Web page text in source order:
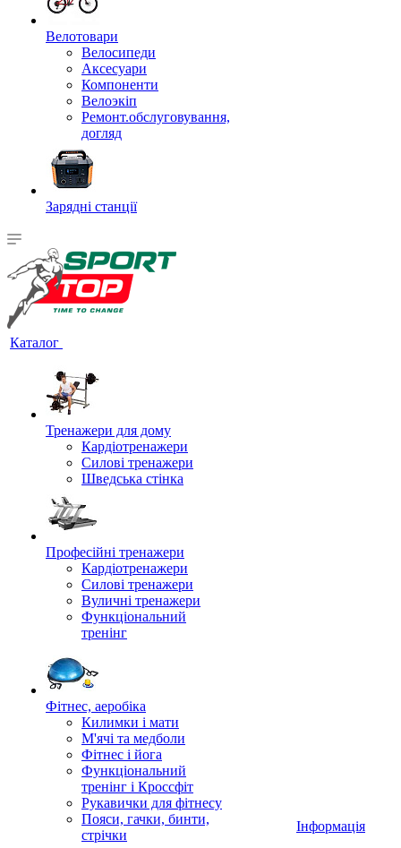
Велотовари
Велосипеди
Аксесуари
Компоненти
Велоэкіп
Ремонт.обслуговування,
догляд
Зарядні станції
Каталог
Тренажери для дому
Кардіотренажери
Силові тренажери
Шведська стінка
Професійні тренажери
Кардіотренажери
Силові тренажери
Вуличні тренажери
Функціональний
тренінг
Фітнес, аеробіка
Килимки і мати
М'ячі та медболи
Фітнес і йога
Функціональний
тренінг і Кроссфіт
Рукавички для фітнесу
Пояси, гачки, бинти,
стрічки
Інформація